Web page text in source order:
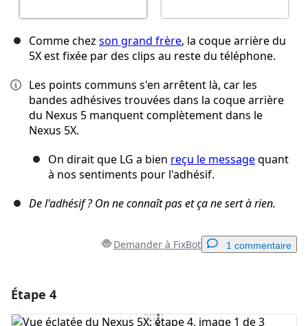
Comme chez son grand frère, la coque arrière du
5X est fixée par des clips au reste du téléphone.
Les points communs s'en arrêtent là, car les
bandes adhésives trouvées dans la coque arrière
du Nexus 5 manquent complètement dans le
Nexus 5X.
On dirait que LG a bien reçu le messagequant
à nos sentiments pour l'adhésif.
De l'adhésif ? On ne connaît pas et ça ne sert à rien.
Demander à FixBot 1 commentaire
Étape 4